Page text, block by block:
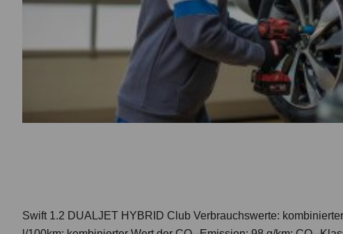
Swift 1.2 DUALJET HYBRID Club Verbrauchswerte: